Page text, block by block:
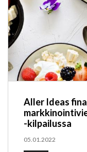
Aller Ideas
-kilpailussa
05.01.2022